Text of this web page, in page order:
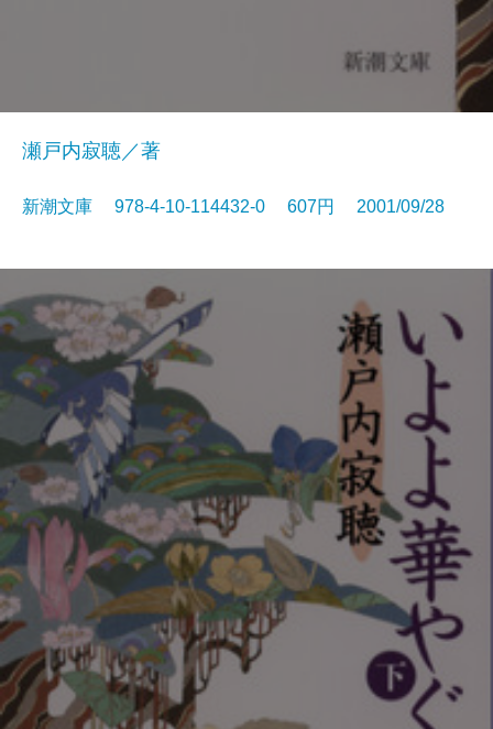
瀬戸内寂聴／著
新潮文庫 978-4-10-114432-0 607円 2001/09/28